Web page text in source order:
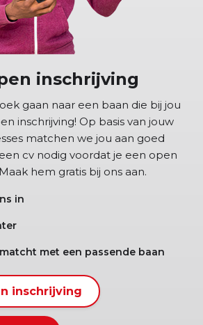
inschrijving
gaan naar een baan die bij jou
inschrijving! Op basis van jouw
matchen we jou aan goed
cv nodig voordat je een open
hem gratis bij ons aan.
in
met een passende baan
inschrijving